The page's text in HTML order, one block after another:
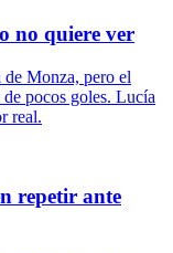
no quiere ver
Monza, pero el
pocos goles. Lucía
real.
repetir ante